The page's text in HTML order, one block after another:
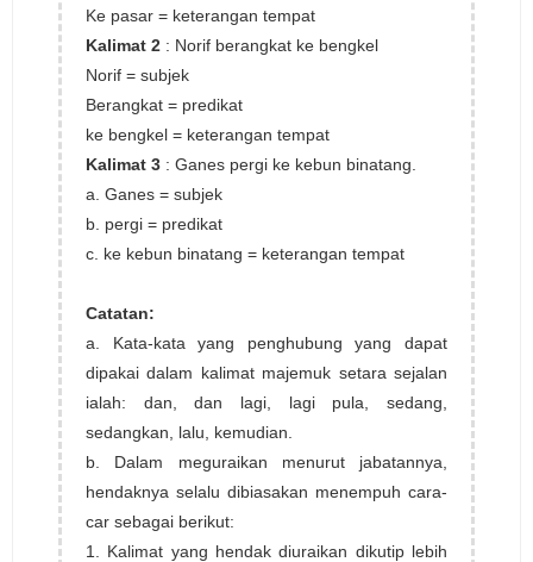
Ke pasar = keterangan tempat
Kalimat 2 : Norif berangkat ke bengkel
Norif = subjek
Berangkat = predikat
ke bengkel = keterangan tempat
Kalimat 3 : Ganes pergi ke kebun binatang.
a. Ganes = subjek
b. pergi = predikat
c. ke kebun binatang = keterangan tempat
Catatan:
a. Kata-kata yang penghubung yang dapat
dipakai dalam kalimat majemuk setara sejalan
ialah: dan, dan lagi, lagi pula, sedang,
sedangkan, lalu, kemudian.
b. Dalam meguraikan menurut jabatannya,
hendaknya selalu dibiasakan menempuh cara-
car sebagai berikut:
1. Kalimat yang hendak diuraikan dikutip lebih